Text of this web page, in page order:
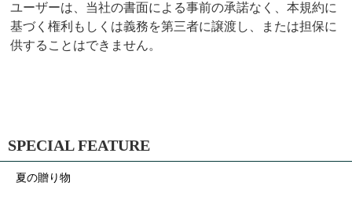
ユーザーは、当社の書面による事前の承諾なく、本規約に
基づく権利もしくは義務を第三者に譲渡し、または担保に
供することはできません。
SPECIAL FEATURE
夏の贈り物